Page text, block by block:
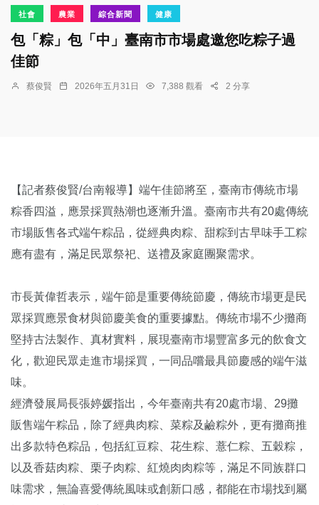
社會 農業 綜合新聞 健康
包「粽」包「中」臺南市市場處邀您吃粽子過
佳節
蔡俊賢 2026年五月31日 7,388 觀看 2 分享
【記者蔡俊賢/台南報導】端午佳節將至，臺南市傳統市場
粽香四溢，應景採買熱潮也逐漸升溫。臺南市共有20處傳統
市場販售各式端午粽品，從經典肉粽、甜粽到古早味手工粽
應有盡有，滿足民眾祭祀、送禮及家庭團聚需求。
市長黃偉哲表示，端午節是重要傳統節慶，傳統市場更是民
眾採買應景食材與節慶美食的重要據點。傳統市場不少攤商
堅持古法製作、真材實料，展現臺南市場豐富多元的飲食文
化，歡迎民眾走進市場採買，一同品嚐最具節慶感的端午滋
味。
經濟發展局長張婷媛指出，今年臺南共有20處市場、29攤
販售端午粽品，除了經典肉粽、菜粽及鹼粽外，更有攤商推
出多款特色粽品，包括紅豆粽、花生粽、薏仁粽、五穀粽，
以及香菇肉粽、栗子肉粽、紅燒肉肉粽等，滿足不同族群口
味需求，無論喜愛傳統風味或創新口感，都能在市場找到屬